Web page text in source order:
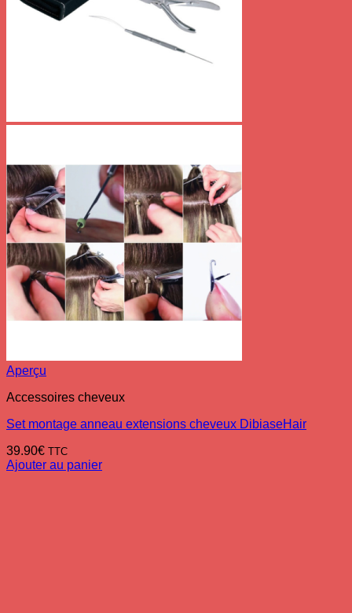
Aperçu
Accessoires cheveux
Set montage anneau extensions cheveux DibiaseHair
39.90€ TTC
Ajouter au panier